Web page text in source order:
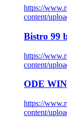
https://
content/
Bistro 99
https://
content/
ODE
https://
content/